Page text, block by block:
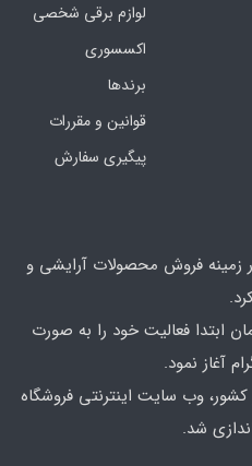
لوازم برقی شخصی
اکسسوری
برندها
قوانین و مقررات
پیگیری سفارش
زمینه فروش محصولات آرایشی و
ابتدا فعالیت خود را به صورت
آغاز نمود.
وب سایت اینترنتی فروشگاه